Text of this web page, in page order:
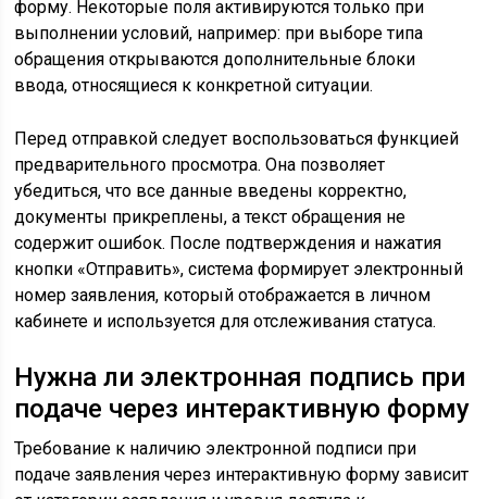
форму. Некоторые поля активируются только при
выполнении условий, например: при выборе типа
обращения открываются дополнительные блоки
ввода, относящиеся к конкретной ситуации.
Перед отправкой следует воспользоваться функцией
предварительного просмотра. Она позволяет
убедиться, что все данные введены корректно,
документы прикреплены, а текст обращения не
содержит ошибок. После подтверждения и нажатия
кнопки «Отправить», система формирует электронный
номер заявления, который отображается в личном
кабинете и используется для отслеживания статуса.
Нужна ли электронная подпись при
подаче через интерактивную форму
Требование к наличию электронной подписи при
подаче заявления через интерактивную форму зависит